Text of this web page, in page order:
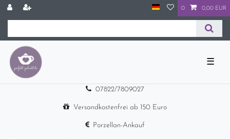
0 0,00 EUR
☰
07822/7809027
Versandkostenfrei ab 150 Euro
Porzellan-Ankauf